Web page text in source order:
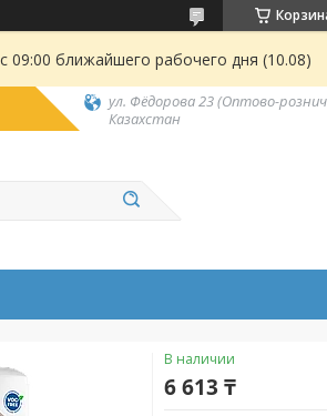
ближайшего рабочего дня (10.08)
ул. Фёдорова 23 (Оптово-
Казахстан
В наличии
6 613 ₸